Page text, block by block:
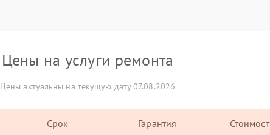
Цены на услуги ремонта
Цены актуальны на текущую дату 07.08.2026
Срок Гарантия